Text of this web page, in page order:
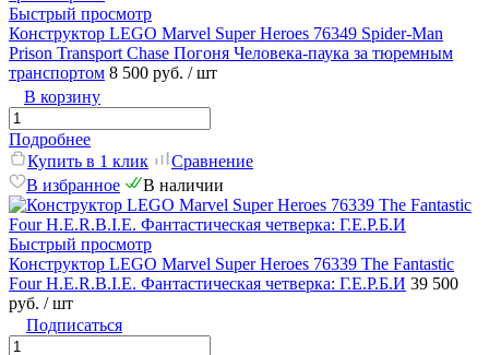
Быстрый просмотр
Конструктор LEGO Marvel Super Heroes 76349 Spider-Man
Prison Transport Chase Погоня Человека-паука за тюремным
транспортом 8 500 руб. / шт
В корзину
Подробнее
Купить в 1 клик
Сравнение
В избранное
В наличии
Быстрый просмотр
Конструктор LEGO Marvel Super Heroes 76339 The Fantastic
Four H.E.R.B.I.E. Фантастическая четверка: Г.Е.Р.Б.И 39 500
руб. / шт
Подписаться